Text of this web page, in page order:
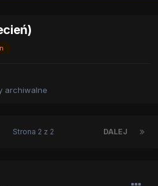
archiwalne
DALEJ
Strona 2 z 2